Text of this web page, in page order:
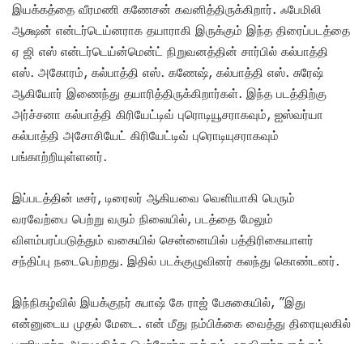
இயக்கத்தை வீரமணி கணேசன் கவனித்திருக்கிறார். ஃபேமிலி
ஆக்ஷன் என்டர்டெய்னராக தயாராகி இருக்கும் இந்த திரைப்படத்தை
ஏ ஜி எஸ் என்டர்டெய்ன்மென்ட் நிறுவனத்தின் சார்பில் கல்பாத்தி
எஸ். அகோரம், கல்பாத்தி எஸ். கணேஷ், கல்பாத்தி எஸ். சுரேஷ்
ஆகியோர் இணைந்து தயாரித்திருக்கிறார்கள். இந்த படத்திற்கு
அர்ச்சனா கல்பாத்தி கிரியேட்டிவ் புரொடியூசராகவும், ஐஸ்வர்யா
கல்பாத்தி அசோசியேட் கிரியேட்டிவ் புரொடியுசராகவும்
பங்காற்றியுள்ளனர்.
இப்படத்தின் டீசர், டிரைலர் ஆகியவை வெளியாகி பெரும்
வரவேற்பை பெற்று வரும் நிலையில், படத்தை மேலும்
விளம்பரப்படுத்தும் வகையில் சென்னையில் பத்திரிகையாளர்
சந்திப்பு நடைபெற்றது. இதில் படக்குழுவினர் கலந்து கொண்டனர்.
இந்நிகழ்வில் இயக்குநர் சுபாஷ் கே ராஜ் பேசுகையில், ”இது
என்னுடைய முதல் மேடை. என் மீது நம்பிக்கை வைத்து திரையுலகில்